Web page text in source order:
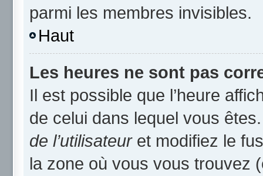
parmi les membres invisibles.
Haut
Les heures ne sont pas
Il est possible que l’heure
de celui dans lequel vous
de l’utilisateuret modifiez le
la zone où vous vous trouvez